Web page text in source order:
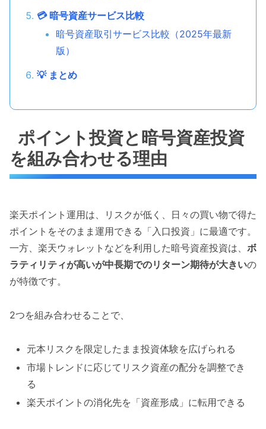
💳 暗号資産サービス比較
暗号資産取引サービス比較（2025年最新
版）
💡 まとめ
ポイント投資と暗号資産投資
を組み合わせる理由
楽天ポイント運用は、リスクが低く、日々の買い物で得た
ポイントをそのまま運用できる「入口投資」に最適です。
一方、楽天ウォレットなどを利用した暗号資産投資は、 ボ
ラティリティが高いが中長期でのリターン期待が大きいの
が特徴です。
2つを組み合わせることで、
元本リスクを限定したまま投資体験を広げられる
市場トレンドに応じてリスク資産の配分を調整でき
る
楽天ポイントの消化先を「資産形成」に転用できる